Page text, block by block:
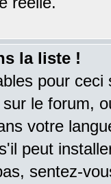
la liste !
pour
le forum,
votre
peut
sentez-